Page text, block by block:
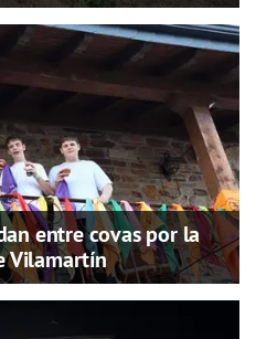
entre covas por la
Vilamartín